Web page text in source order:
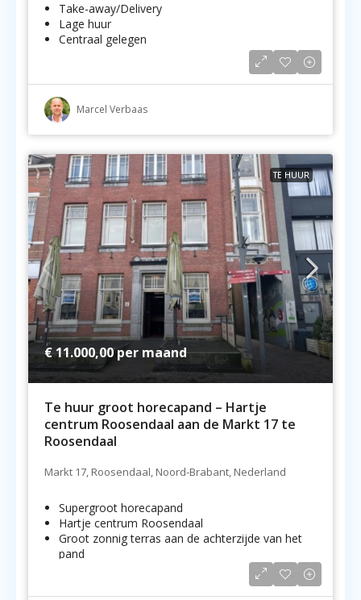
Take-away/Delivery
Lage huur
Centraal gelegen
Marcel Verbaas
TE HUUR
€ 11.000,00per maand
Te huur groot horecapand – Hartje
centrum Roosendaal aan de Markt 17 te
Roosendaal
Markt 17, Roosendaal, Noord-Brabant, Nederland
Supergroot horecapand
Hartje centrum Roosendaal
Groot zonnig terras aan de achterzijde van het
pand